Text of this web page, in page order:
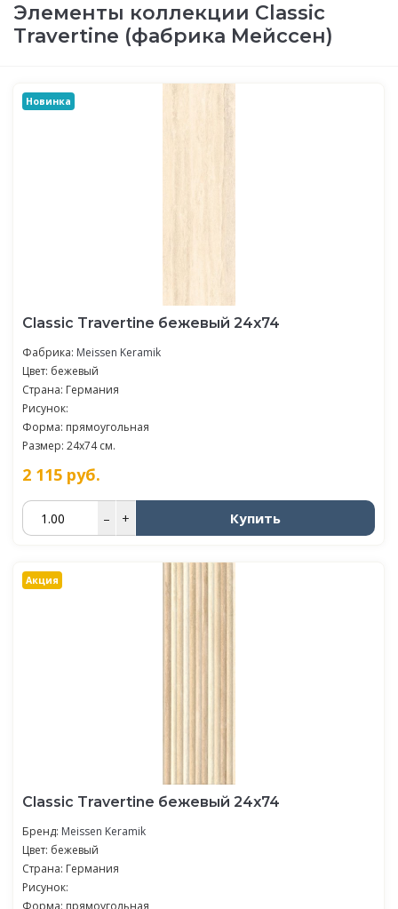
Элементы коллекции Classic
Travertine (фабрика Мейссен)
Новинка
Classic Travertine бежевый 24x74
Фабрика: Meissen Keramik
Цвет: бежевый
Страна: Германия
Рисунок:
Форма: прямоугольная
Размер: 24x74 см.
2 115 руб.
– + Купить
Акция
Classic Travertine бежевый 24x74
Бренд: Meissen Keramik
Цвет: бежевый
Страна: Германия
Рисунок: